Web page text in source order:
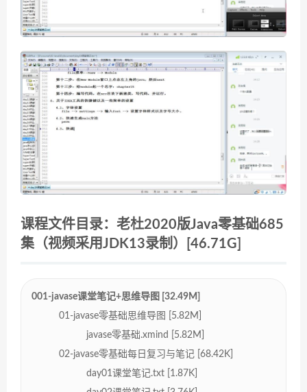
课程文件目录：老杜2020版Java零基础685
集（视频采用JDK13录制）[46.71G]
001-javase课堂笔记+思维导图 [32.49M]
01-javase零基础思维导图 [5.82M]
javase零基础.xmind [5.82M]
02-javase零基础每日复习与笔记 [68.42K]
day01课堂笔记.txt [1.87K]